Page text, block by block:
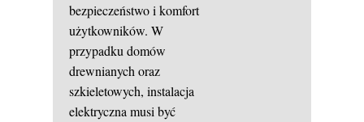
bezpieczeństwo i komfort
użytkowników. W
przypadku domów
drewnianych oraz
szkieletowych, instalacja
elektryczna musi być